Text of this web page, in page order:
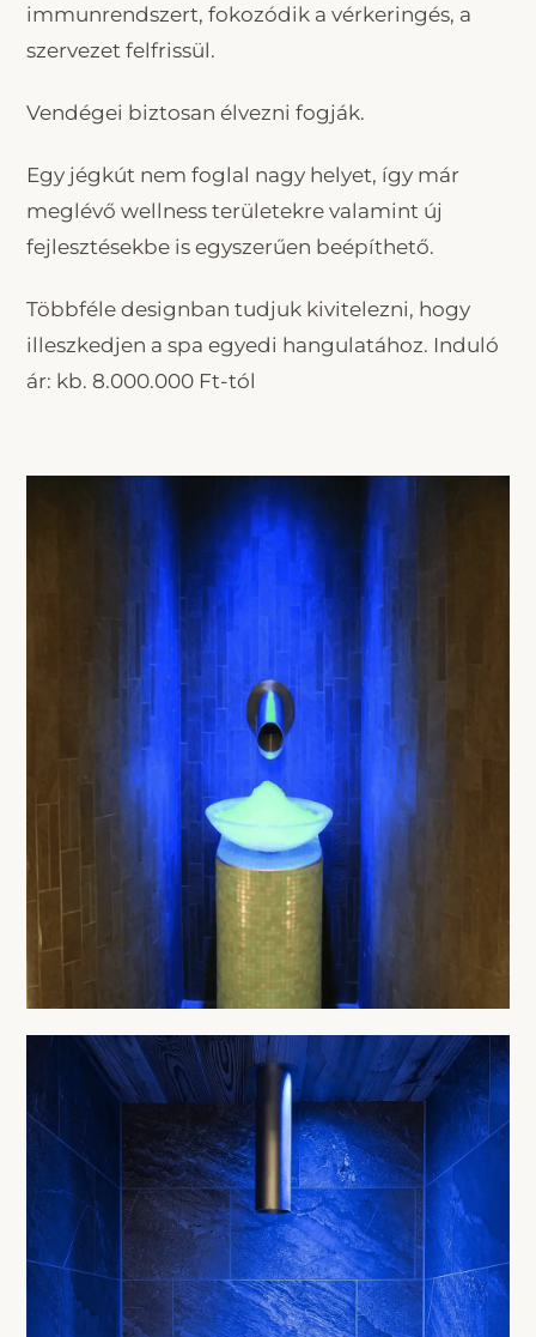
immunrendszert, fokozódik a vérkeringés, a
szervezet felfrissül.
Vendégei biztosan élvezni fogják.
Egy jégkút nem foglal nagy helyet, így már
meglévő wellness területekre valamint új
fejlesztésekbe is egyszerűen beépíthető.
Többféle designban tudjuk kivitelezni, hogy
illeszkedjen a spa egyedi hangulatához. Induló
ár: kb. 8.000.000 Ft-tól